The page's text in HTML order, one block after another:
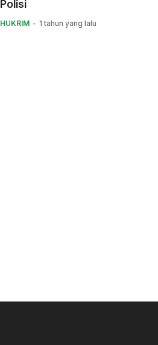
Polisi
HUKRIM 1 tahun yang lalu